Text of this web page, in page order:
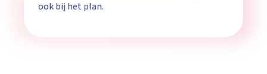
ook bij het plan.